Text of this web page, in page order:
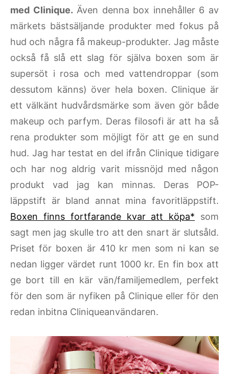
med Clinique. Även denna box innehåller 6 av
märkets bästsäljande produkter med fokus på
hud och några få makeup-produkter. Jag måste
också få slå ett slag för själva boxen som är
supersöt i rosa och med vattendroppar (som
dessutom känns) över hela boxen. Clinique är
ett välkänt hudvårdsmärke som även gör både
makeup och parfym. Deras filosofi är att ha så
rena produkter som möjligt för att ge en sund
hud. Jag har testat en del ifrån Clinique tidigare
och har nog aldrig varit missnöjd med någon
produkt vad jag kan minnas. Deras POP-
läppstift är bland annat mina favoritläppstift.
Boxen finns fortfarande kvar att köpa* som
sagt men jag skulle tro att den snart är slutsåld.
Priset för boxen är 410 kr men som ni kan se
nedan ligger värdet runt 1000 kr. En fin box att
ge bort till en kär vän/familjemedlem, perfekt
för den som är nyfiken på Clinique eller för den
redan inbitna Cliniqueanvändaren.